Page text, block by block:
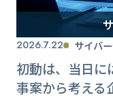
2026.7.22 サイバ
初動は、当日に
事案から考える